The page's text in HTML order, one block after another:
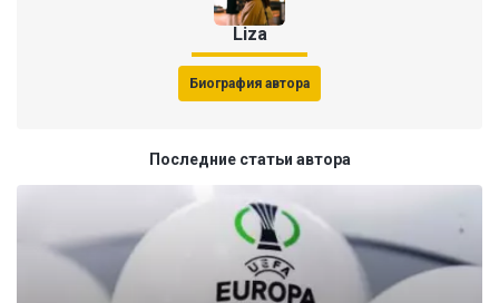
Liza
Биография автора
Последние статьи автора